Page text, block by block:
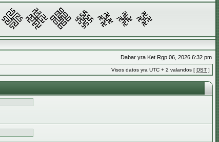
Dabar yra Ket Rgp 06, 2026 6:32 pm
Visos datos yra UTC + 2 valandos [ DST ]